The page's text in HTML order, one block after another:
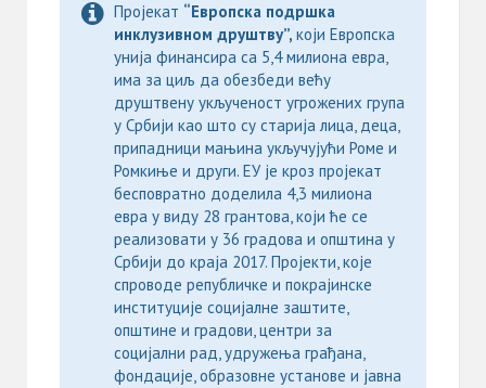
Пројекат “Европска подршка
инклузивном друштву”, који Европска
унија финансира са 5,4 милиона евра,
има за циљ да обезбеди већу
друштвену укљученост угрожених група
у Србији као што су старија лица, деца,
припадници мањина укључујући Роме и
Ромкиње и други. ЕУ је кроз пројекат
бесповратно доделила 4,3 милиона
евра у виду 28 грантова, који ће се
реализовати у 36 градова и општина у
Србији до краја 2017. Пројекти, које
спроводе републичке и покрајинске
институције социјалне заштите,
општине и градови, центри за
социјални рад, удружења грађана,
фондације, образовне установе и јавна